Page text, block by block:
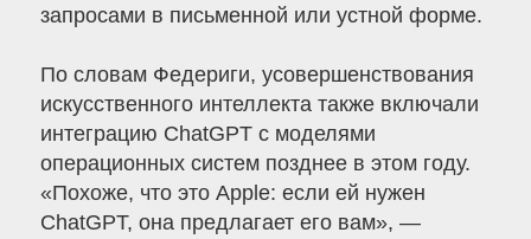
запросами в письменной или устной форме.
По словам Федериги, усовершенствования
искусственного интеллекта также включали
интеграцию ChatGPT с моделями
операционных систем позднее в этом году.
«Похоже, что это Apple: если ей нужен
ChatGPT, она предлагает его вам», —